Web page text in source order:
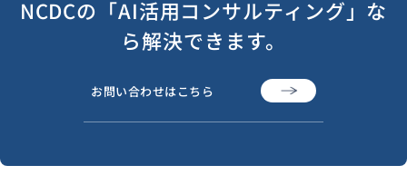
NCDCの「AI活用コンサルティング」な
ら解決できます。
お問い合わせはこちら